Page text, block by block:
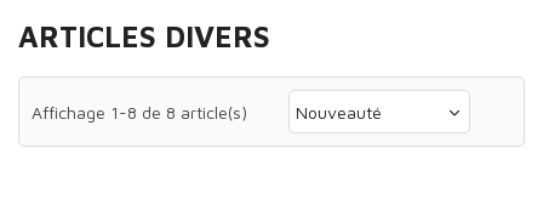
ARTICLES DIVERS
Affichage 1-8 de 8 article(s) Nouveauté